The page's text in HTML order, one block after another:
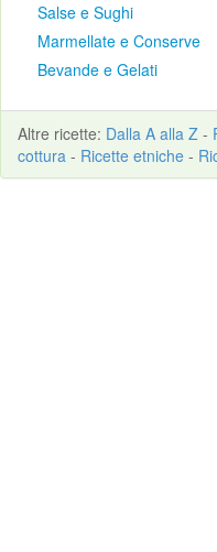
Salse e Sughi
Marmellate e Conserve
Bevande e Gelati
Altre ricette: Dalla A alla Z -
cottura - Ricette etniche -